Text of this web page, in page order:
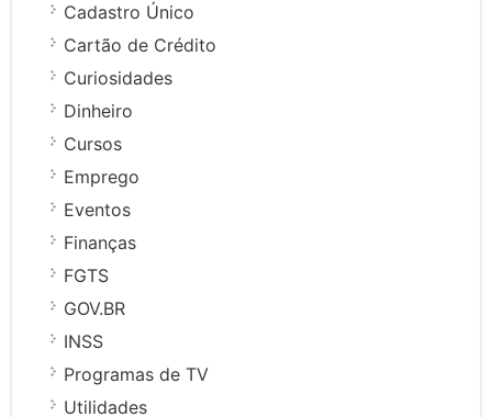
Cadastro Único
Cartão de Crédito
Curiosidades
Dinheiro
Cursos
Emprego
Eventos
Finanças
FGTS
GOV.BR
INSS
Programas de TV
Utilidades